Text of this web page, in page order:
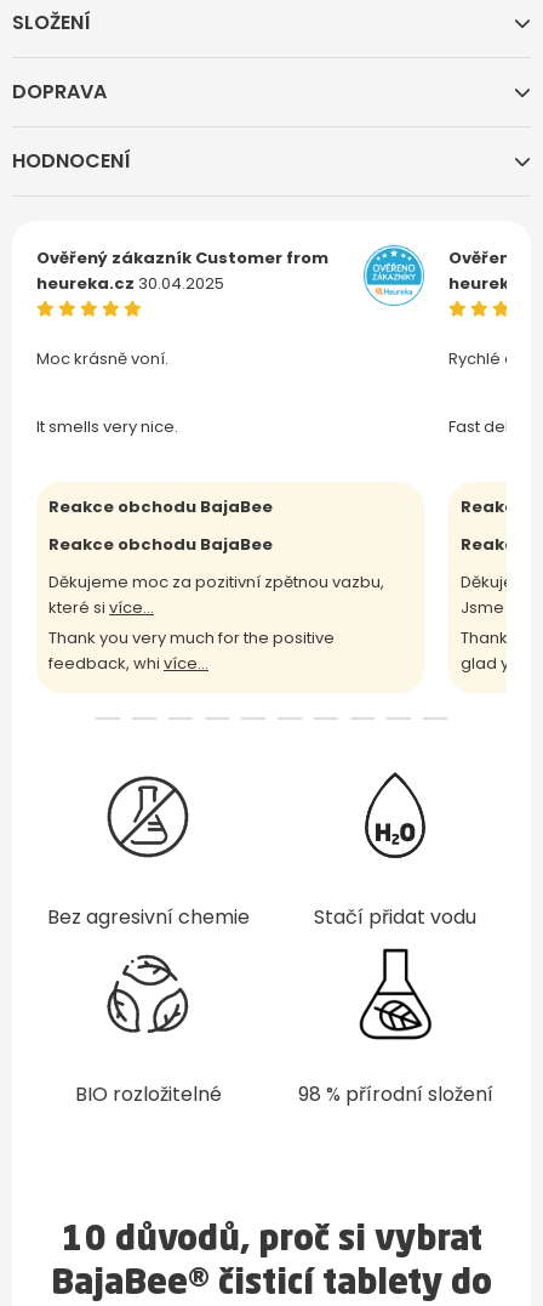
SLOŽENÍ
DOPRAVA
HODNOCENÍ
Ověřený zákazník Customer from
heureka.cz 30.04.2025
Moc krásně voní.
It smells very nice.
Reakce obchodu BajaBee
Reakce obchodu BajaBee
Děkujeme moc za pozitivní zpětnou vazbu,
které si více...
Thank you very much for the positive
feedback, whi více...
Ověřený
Rychlé
Fast
Reakce
Reakce
Jsme rádi
Thank
glad yo
Bez agresivní chemie Stačí přidat vodu
BIO rozložitelné 98 % přírodní složení
10 důvodů, proč si vybrat
BajaBee® čisticí tablety do